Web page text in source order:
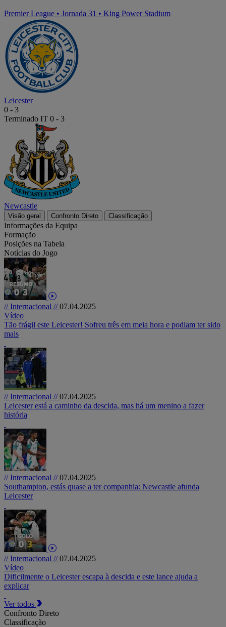
Premier League • Jornada 31 • King Power Stadium
Leicester
0 - 3
Terminado IT 0 - 3
Newcastle
Visão geral Confronto Direto Classificação
Informações da Equipa
Formação
Posições na Tabela
Notícias do Jogo
// Internacional //07.04.2025
Vídeo
Tão frágil este Leicester! Sofreu três em meia hora e podiam ter sido
mais
// Internacional //07.04.2025
Leicester está a caminho da descida, mas há um menino a fazer
história
// Internacional //07.04.2025
Southampton, estás quase a ter companhia: Newcastle afunda
Leicester
// Internacional //07.04.2025
Vídeo
Dificilmente o Leicester escapa à descida e este lance ajuda a
explicar
Ver todos
Confronto Direto
Classificação